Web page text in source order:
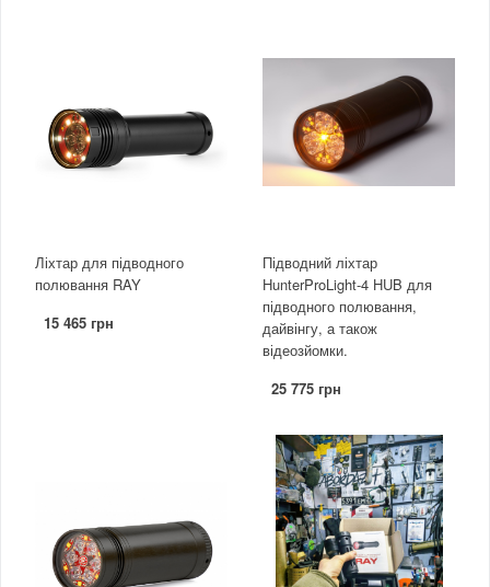
Ліхтар для підводного
полювання RAY
15 465 грн
Підводний ліхтар
HunterProLight-4 HUB для
підводного полювання,
дайвінгу, а також
відеозйомки.
25 775 грн